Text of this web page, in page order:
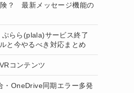
？ 最新メッセージ機能の
ぷらら(plala)サービス終了
と今やるべき対応まとめ
コンテンツ
・OneDrive同期エラー多発